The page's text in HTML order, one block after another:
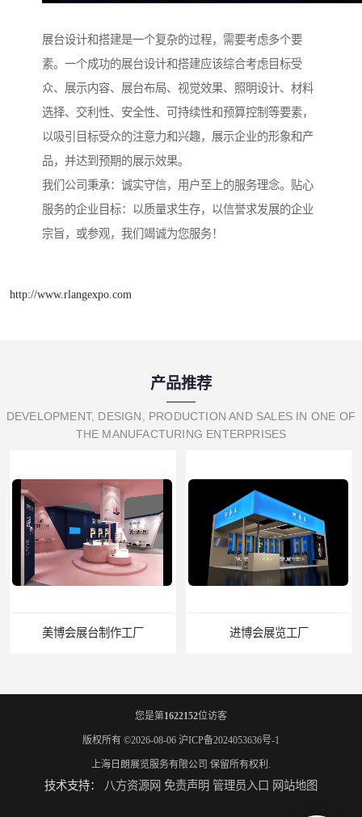
展台设计和搭建是一个复杂的过程，需要考虑多个要
素。一个成功的展台设计和搭建应该综合考虑目标受
众、展示内容、展台布局、视觉效果、照明设计、材料
选择、交利性、安全性、可持续性和预算控制等要素，
以吸引目标受众的注意力和兴趣，展示企业的形象和产
品，并达到预期的展示效果。
我们公司秉承：诚实守信，用户至上的服务理念。贴心
服务的企业目标：以质量求生存，以信誉求发展的企业
宗旨，或参观，我们竭诚为您服务！
http://www.rlangexpo.com
产品推荐
DEVELOPMENT, DESIGN, PRODUCTION AND SALES IN ONE OF
THE MANUFACTURING ENTERPRISES
美博会展台制作工厂 进博会展览工厂
您是第1622152位访客
版权所有 ©2026-08-06 沪ICP备2024053636号-1
上海日朗展览服务有限公司 保留所有权利.
技术支持： 八方资源网 免责声明 管理员入口 网站地图